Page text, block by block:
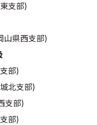
支部)
県西支部)
部)
北支部)
支部)
部)